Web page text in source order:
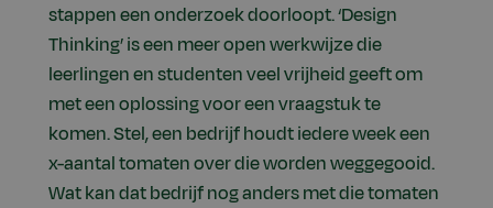
stappen een onderzoek doorloopt. ‘Design
Thinking’ is een meer open werkwijze die
leerlingen en studenten veel vrijheid geeft om
met een oplossing voor een vraagstuk te
komen. Stel, een bedrijf houdt iedere week een
x-aantal tomaten over die worden weggegooid.
Wat kan dat bedrijf nog anders met die tomaten